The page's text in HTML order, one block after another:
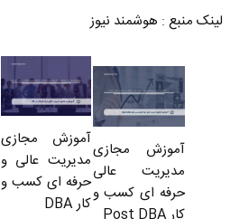
لینک منبع : هوشمند نیوز
آموزش مجازی
مدیریت عالی
حرفه ای کسب و
آموزش مجازی
مدیریت عالی و
حرفه ای کسب و
کار DBA